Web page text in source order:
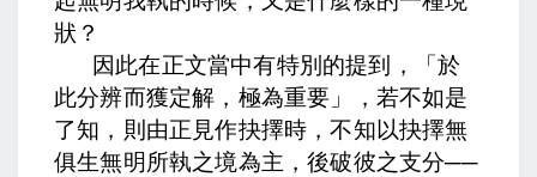
狀？
因此在正文當中有特別的提到，「於
此分辨而獲定解，極為重要」， 若不如是
了知，則由正見作抉擇時，不知以抉擇無
俱生無明所執之境為主，後破彼之支分──